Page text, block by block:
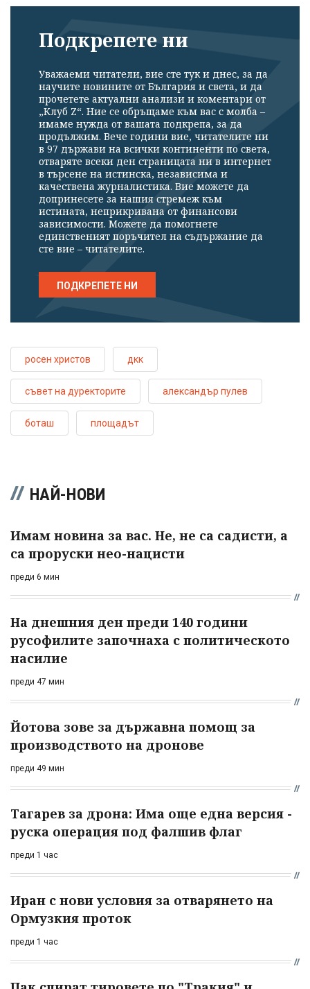
Подкрепете ни
Уважаеми читатели, вие сте тук и днес, за да
научите новините от България и света, и да
прочетете актуални анализи и коментари от
„Клуб Z“. Ние се обръщаме към вас с молба –
имаме нужда от вашата подкрепа, за да
продължим. Вече години вие, читателите ни
в 97 държави на всички континенти по света,
отваряте всеки ден страницата ни в интернет
в търсене на истинска, независима и
качествена журналистика. Вие можете да
допринесете за нашия стремеж към
истината, неприкривана от финансови
зависимости. Можете да помогнете
единственият поръчител на съдържание да
сте вие – читателите.
ПОДКРЕПЕТЕ НИ
росен христов дкк
съвет на дуректорите александър пулев
боташ площадът
НАЙ-НОВИ
Имам новина за вас. Не, не са садисти, а
са проруски нео-нацисти
преди 6 мин
На днешния ден преди 140 години
русофилите започнаха с политическото
насилие
преди 47 мин
Йотова зове за държавна помощ за
производството на дронове
преди 49 мин
Тагарев за дрона: Има още една версия -
руска операция под фалшив флаг
преди 1 час
Иран с нови условия за отварянето на
Ормузкия проток
преди 1 час